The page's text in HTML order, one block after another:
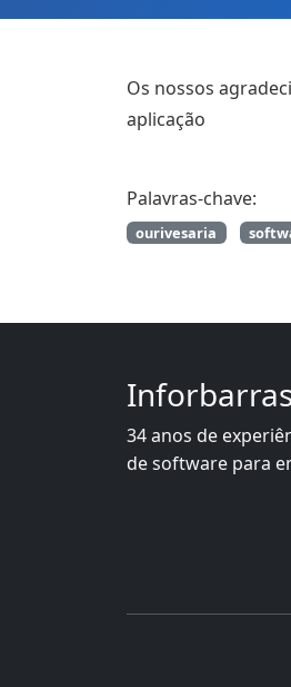
Os nossos
aplicação
Palavras-chave:
ourivesaria
34 anos de
de software para